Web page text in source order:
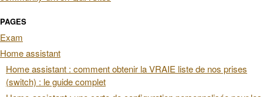
PAGES
Exam
Home assistant
Home assistant : comment obtenir la VRAIE liste de nos prises
(switch) : le guide complet